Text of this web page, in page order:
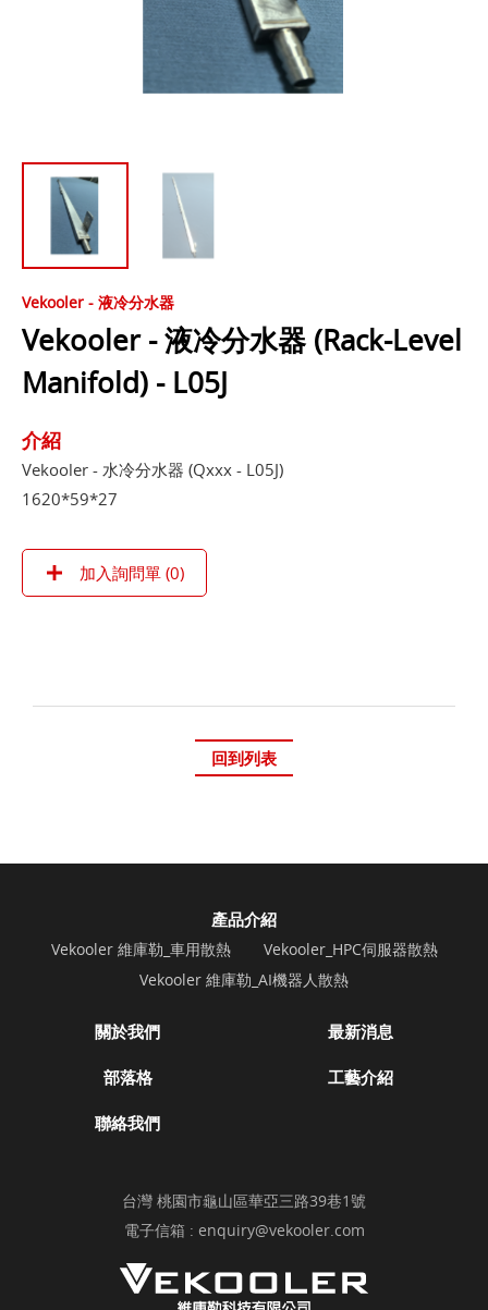
Vekooler - 液冷分水器
Vekooler - 液冷分水器 (Rack-Level
Manifold) - L05J
介紹
Vekooler - 水冷分水器 (Qxxx - L05J)
1620*59*27
加入詢問單 (0)
回到列表
產品介紹
Vekooler 維庫勒_車用散熱
Vekooler_HPC伺服器散熱
Vekooler 維庫勒_AI機器人散熱
關於我們 最新消息
部落格 工藝介紹
聯絡我們
台灣 桃園市龜山區華亞三路39巷1號
電子信箱 : enquiry@vekooler.com